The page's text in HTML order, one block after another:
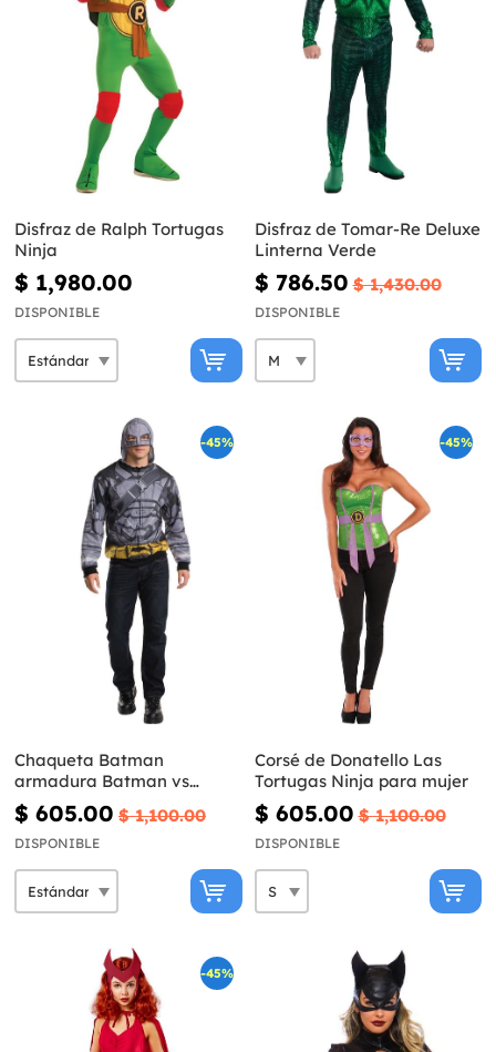
Disfraz de Ralph Tortugas
Ninja
$ 1,980.00
DISPONIBLE
Disfraz de Tomar-Re Deluxe
Linterna Verde
$ 786.50 $ 1,430.00
DISPONIBLE
-45%
Chaqueta Batman
armadura Batman vs
Superman para hombre
$ 605.00 $ 1,100.00
DISPONIBLE
-45%
Corsé de Donatello Las
Tortugas Ninja para mujer
$ 605.00 $ 1,100.00
DISPONIBLE
-45%